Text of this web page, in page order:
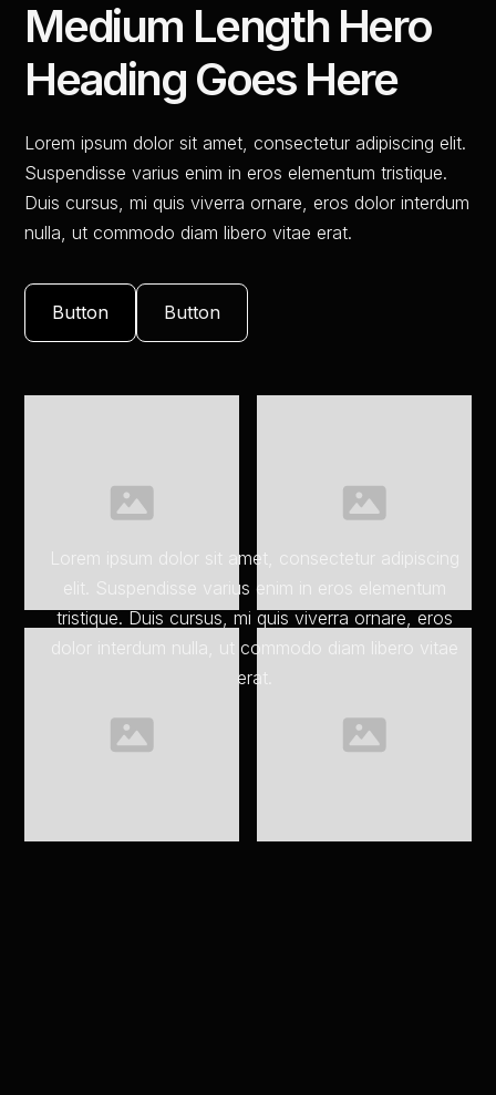
Medium Length Hero
Heading Goes Here
Lorem ipsum dolor sit amet, consectetur adipiscing elit.
Suspendisse varius enim in eros elementum tristique.
Duis cursus, mi quis viverra ornare, eros dolor interdum
nulla, ut commodo diam libero vitae erat.
Button Button
Lorem ipsum dolor sit amet, consectetur adipiscing
elit. Suspendisse varius enim in eros elementum
tristique. Duis cursus, mi quis viverra ornare, eros
dolor interdum nulla, ut commodo diam libero vitae
erat.